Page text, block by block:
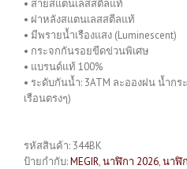
• สายสแตนเลสสตีลแท้
• ฝาหลังสแตนเลสสตีลแท้
• มีพรายน้ำเรืองแสง (Luminescent)
• กระจกกันรอยขีดข่วนพิเศษ
• แบรนด์แท้ 100%
• ระดับกันน้ำ: 3ATM ละอองฝน น้ำก
เรือนตรงๆ)
รหัสสินค้า: 344BK
ป้ายกำกับ:MEGIR,นาฬิกา 2026,นาฬิ